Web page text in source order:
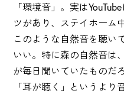
「環境音」。実は
ツがあり、ステイホーム
このような自然音を聴い
いい。特に森の自然音は
が毎日聞いていたものだ
「耳が聴く」というより